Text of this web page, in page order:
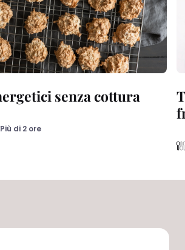
senza cottura
Più di 2 ore